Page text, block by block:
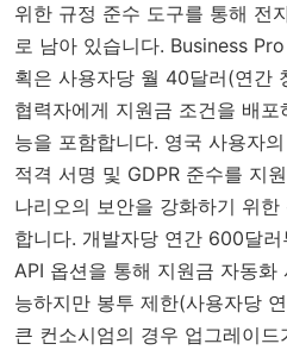
위한 규정 준수 도구를 통해 전
로 남아 있습니다. Business
획은 사용자당 월 40달러(연간
협력자에게 지원금 조건을 배
능을 포함합니다. 영국 사용자
적격 서명 및 GDPR 준수를 지
나리오의 보안을 강화하기 위
합니다. 개발자당 연간 600달
API 옵션을 통해 지원금 자동
능하지만 봉투 제한(사용자당
큰 컨소시엄의 경우 업그레이